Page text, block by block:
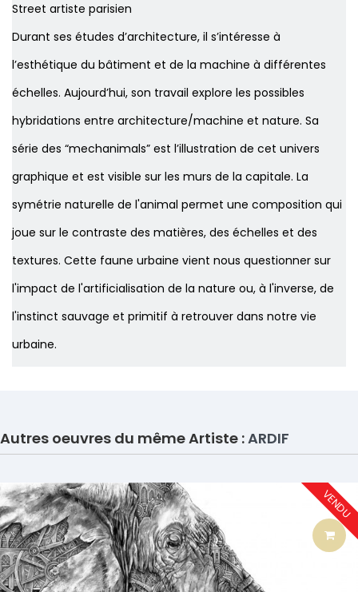
Street artiste parisien
Durant ses études d’architecture, il s’intéresse à
l’esthétique du bâtiment et de la machine à différentes
échelles. Aujourd’hui, son travail explore les possibles
hybridations entre architecture/machine et nature. Sa
série des “mechanimals” est l’illustration de cet univers
graphique et est visible sur les murs de la capitale. La
symétrie naturelle de l'animal permet une composition qui
joue sur le contraste des matières, des échelles et des
textures. Cette faune urbaine vient nous questionner sur
l'impact de l'artificialisation de la nature ou, à l'inverse, de
l'instinct sauvage et primitif à retrouver dans notre vie
urbaine.
Autres oeuvres du même Artiste :ARDIF
VENDU